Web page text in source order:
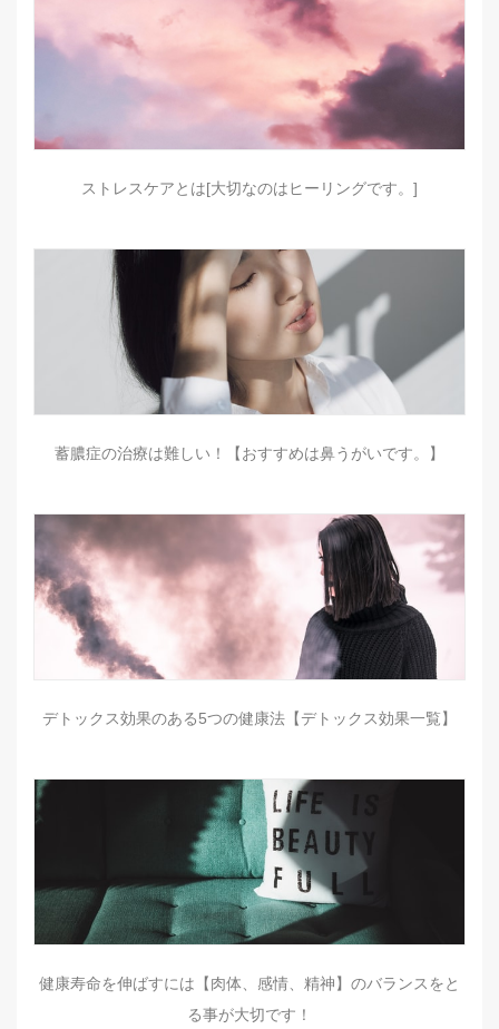
ストレスケアとは[大切なのはヒーリングです。]
蓄膿症の治療は難しい！【おすすめは鼻うがいです。】
デトックス効果のある5つの健康法【デトックス効果一覧】
健康寿命を伸ばすには【肉体、感情、精神】のバランスをと
る事が大切です！